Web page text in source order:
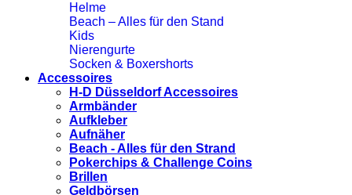
Helme
Beach – Alles für den Stand
Kids
Nierengurte
Socken & Boxershorts
Accessoires
H-D Düsseldorf Accessoires
Armbänder
Aufkleber
Aufnäher
Beach - Alles für den Strand
Pokerchips & Challenge Coins
Brillen
Geldbörsen